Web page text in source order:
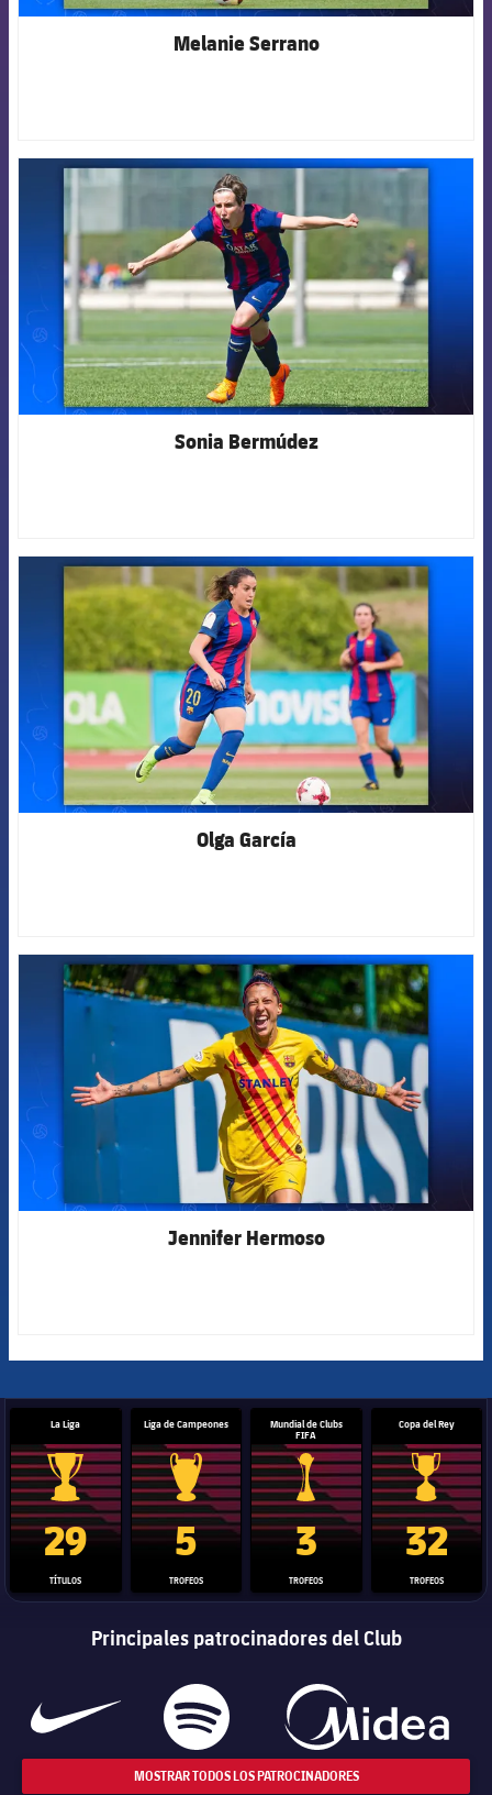
Melanie Serrano
FCB Barcelona badge
Sonia Bermúdez
FCB Barcelona badge
Olga García
FCB Barcelona badge
Jennifer Hermoso
La Liga
Trofeo de La Liga
29
TÍTULOS
Liga de Campeones
Trofeo de la Liga de Campeones
5
TROFEOS
Mundial de Clubs
FIFA
Trofeo del Mundial de
3
TROFEOS
Copa del Rey
Copa del
32
TROFEOS
Principales patrocinadores del Club
MOSTRAR TODOS LOS PATROCINADORES